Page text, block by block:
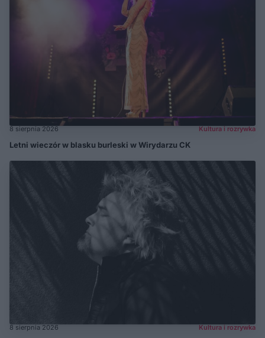
8 sierpnia 2026 Kultura i rozrywka
Letni wieczór w blasku burleski w Wirydarzu CK
8 sierpnia 2026 Kultura i rozrywka